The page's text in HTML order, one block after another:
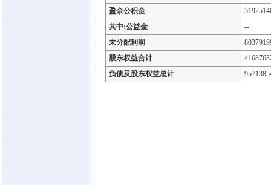
盈余公积金
其中:公益金
--
未分配利润
股东权益合计
负债及股东权益总计